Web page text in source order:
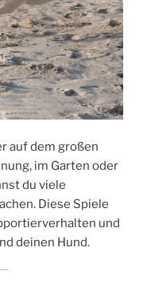
auf dem großen
im Garten oder
du viele
Diese Spiele
und
deinen Hund.